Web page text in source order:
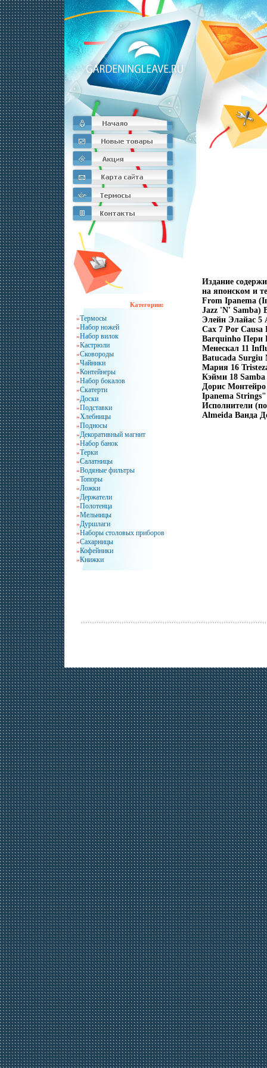
Категории:
»Термосы
»Набор ножей
»Набор вилок
»Кастрюли
»Сковороды
»Чайники
»Контейнеры
»Набор бокалов
»Скатерти
»Доски
»Подставки
»Хлебницы
»Подносы
»Декоративный магнит
»Набор банок
»Терки
»Салатницы
»Водяные фильтры
»Топоры
»Ложки
»Держатели
»Полотенца
»Мельницы
»Дуршлаги
»Наборы столовых приборов
»Сахарницы
»Кофейники
»Книжки
Издание
на японском и
From Ipanema
Jazz 'N' Samba)
Элейн Элайас 5
Сах 7 Por Causa
Barquinho Пери
Менескал 11
Batucada Surgiu
Мария 16
Кэйми 18 Samba
Дорис
Ipanema
Исполнители
Almeida Ванда